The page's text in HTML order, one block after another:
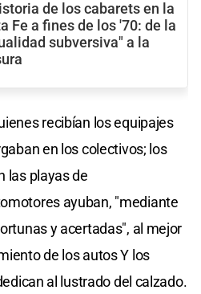
de los cabarets en la
Fe a fines de los '70: de la
subversiva" a la
recibían los equipajes
en los colectivos; los
las playas de
ayuban, "mediante
y acertadas", al mejor
de los autos Y los
al lustrado del calzado.